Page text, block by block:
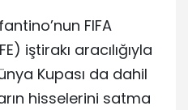
FIFA
iştirakı aracılığıyla
Kupası da dahil
hisselerini satma